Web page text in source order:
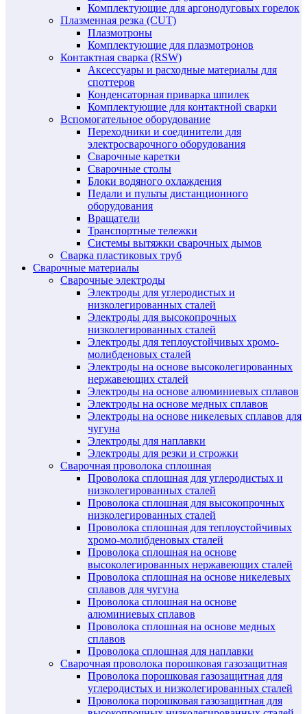
Комплектующие для аргонодуговых горелок
Плазменная резка (CUT)
Плазмотроны
Комплектующие для плазмотронов
Контактная сварка (RSW)
Аксессуары и расходные материалы для
споттеров
Конденсаторная приварка шпилек
Комплектующие для контактной сварки
Вспомогательное оборудование
Переходники и соединители для
электросварочного оборудования
Сварочные каретки
Сварочные столы
Блоки водяного охлаждения
Педали и пульты дистанционного
оборудования
Вращатели
Транспортные тележки
Системы вытяжки сварочных дымов
Сварка пластиковых труб
Сварочные материалы
Сварочные электроды
Электроды для углеродистых и
низколегированных сталей
Электроды для высокопрочных
низколегированных сталей
Электроды для теплоустойчивых хромо-
молибденовых сталей
Электроды на основе высоколегированных
нержавеющих сталей
Электроды на основе алюминиевых сплавов
Электроды на основе медных сплавов
Электроды на основе никелевых сплавов для
чугуна
Электроды для наплавки
Электроды для резки и строжки
Сварочная проволока сплошная
Проволока сплошная для углеродистых и
низколегированных сталей
Проволока сплошная для высокопрочных
низколегированных сталей
Проволока сплошная для теплоустойчивых
хромо-молибденовых сталей
Проволока сплошная на основе
высоколегированных нержавеющих сталей
Проволока сплошная на основе никелевых
сплавов для чугуна
Проволока сплошная на основе
алюминиевых сплавов
Проволока сплошная на основе медных
сплавов
Проволока сплошная для наплавки
Сварочная проволока порошковая газозащитная
Проволока порошковая газозащитная для
углеродистых и низколегированных сталей
Проволока порошковая газозащитная для